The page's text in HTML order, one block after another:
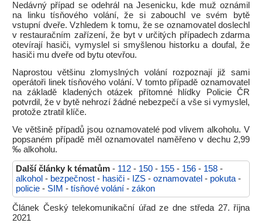
Nedávný případ se odehrál na Jesenicku, kde muž oznámil
na linku tísňového volání, že si zabouchl ve svém bytě
vstupní dveře. Vzhledem k tomu, že se oznamovatel doslechl
v restauračním zařízení, že byt v určitých případech zdarma
otevírají hasiči, vymyslel si smyšlenou historku a doufal, že
hasiči mu dveře od bytu otevřou.
Naprostou většinu zlomyslných volání rozpoznají již sami
operátoři linek tísňového volání. V tomto případě oznamovatel
na základě kladených otázek přítomné hlídky Policie ČR
potvrdil, že v bytě nehrozí žádné nebezpečí a vše si vymyslel,
protože ztratil klíče.
Ve většině případů jsou oznamovatelé pod vlivem alkoholu. V
popsaném případě měl oznamovatel naměřeno v dechu 2,99
‰ alkoholu.
Další články k tématům - 112 - 150 - 155 - 156 - 158 -
alkohol - bezpečnost - hasiči - IZS - oznamovatel - pokuta-
policie - SIM - tísňové volání - zákon
Článek Český telekomunikační úřad ze dne středa 27. října
2021